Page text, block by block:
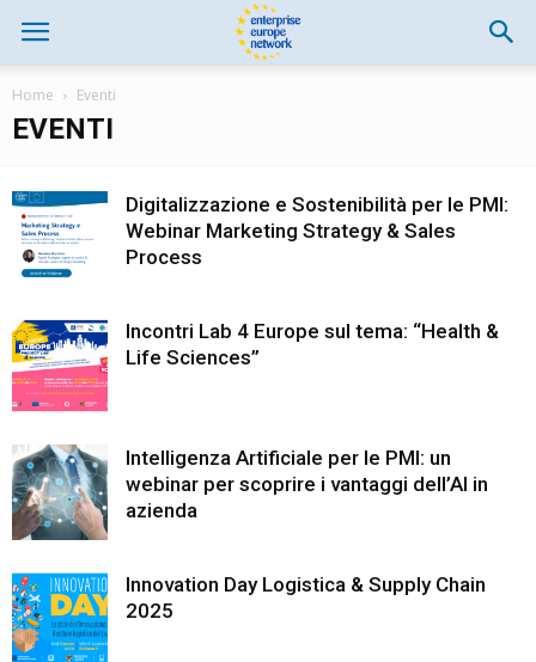
Home Eventi
EVENTI
Digitalizzazione e Sostenibilità per le PMI:
Webinar Marketing Strategy & Sales
Process
Incontri Lab 4 Europe sul tema: “Health &
Life Sciences”
Intelligenza Artificiale per le PMI: un
webinar per scoprire i vantaggi dell’AI in
azienda
Innovation Day Logistica & Supply Chain
2025